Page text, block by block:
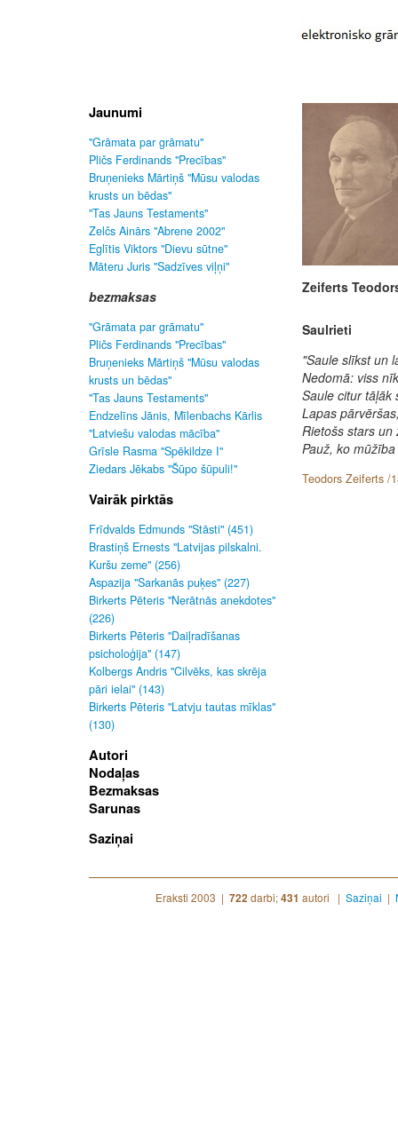
Jaunumi
"Grāmata par grāmatu"
Pličs Ferdinands "Precības"
Bruņenieks Mārtiņš "Mūsu valodas
krusts un bēdas"
"Tas Jauns Testaments"
Zelčs Ainārs "Abrene 2002"
Eglītis Viktors "Dievu sūtne"
Māteru Juris "Sadzīves viļņi"
bezmaksas
"Grāmata par grāmatu"
Pličs Ferdinands "Precības"
Bruņenieks Mārtiņš "Mūsu valodas
krusts un bēdas"
"Tas Jauns Testaments"
Endzelīns Jānis, Mīlenbachs Kārlis
"Latviešu valodas mācība"
Grīsle Rasma "Spēkildze I"
Ziedars Jēkabs "Šūpo šūpuli!"
Vairāk pirktās
Frīdvalds Edmunds "Stāsti" (451)
Brastiņš Ernests "Latvijas pilskalni.
Kuršu zeme" (256)
Aspazija "Sarkanās puķes" (227)
Birkerts Pēteris "Nerātnās anekdotes"
(226)
Birkerts Pēteris "Daiļradīšanas
psicholoģija" (147)
Kolbergs Andris "Cilvēks, kas skrēja
pāri ielai" (143)
Birkerts Pēteris "Latvju tautas mīklas"
(130)
Autori
Nodaļas
Bezmaksas
Sarunas
Saziņai
Zeiferts
Saulrieti
"Saule slīkst un
Nedomā: viss
Saule citur tāļāk
Lapas
Rietošs stars un
Pauž, ko
Teodors Zeiferts /
Eraksti 2003 | 722 darbi;431 autori | Saziņai |